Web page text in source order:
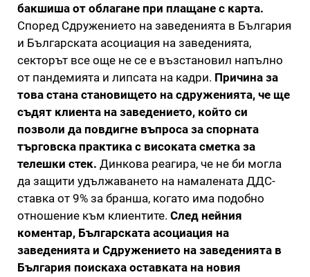
бакшиша от облагане при плащане с карта.
Според Сдружението на заведенията в България
и Българската асоциация на заведенията,
секторът все още не се е възстановил напълно
от пандемията и липсата на кадри. Причина за
това стана становището на сдруженията, че ще
съдят клиента на заведението, който си
позволи да повдигне въпроса за спорната
търговска практика с високата сметка за
телешки стек. Динкова реагира, че не би могла
да защити удължаването на намалената ДДС-
ставка от 9% за бранша, когато има подобно
отношение към клиентите. След нейния
коментар, Българската асоциация на
заведенията и Сдружението на заведенията в
България поискаха оставката на новия